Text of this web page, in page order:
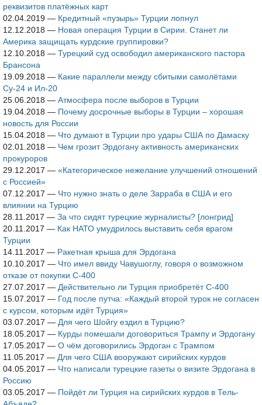
реквизитов платёжных карт
02.04.2019 — Кредитный «пузырь» Турции лопнул
12.12.2018 — Новая операция Турции в Сирии. Станет ли
Америка защищать курдские группировки?
12.10.2018 — Турецкий суд освободил американского пастора
Брансона
19.09.2018 — Какие параллели между сбитыми самолётами
Су-24 и Ил-20
25.06.2018 — Атмосфера после выборов в Турции
19.04.2018 — Почему досрочные выборы в Турции – хорошая
новость для России
15.04.2018 — Что думают в Турции про удары США по Дамаску
02.01.2018 — Чем грозит Эрдогану активность американских
прокуроров
29.12.2017 — «Категорическое нежелание улучшений отношений
с Россией»
07.12.2017 — Что нужно знать о деле Зарраба в США и его
влиянии на Турцию
28.11.2017 — За что сидят турецкие журналисты? [лонгрид]
20.11.2017 — Как НАТО умудрилось выставить себя врагом
Турции
14.11.2017 — Ракетная крыша для Эрдогана
10.10.2017 — Что имел ввиду Чавушоглу, говоря о возможном
отказе от покупки С-400
27.07.2017 — Действительно ли Турция приобретёт С-400
15.07.2017 — Год после путча: «Каждый второй турок не согласен
с курсом, которым идёт Турция»
03.07.2017 — Для чего Шойгу ездил в Турцию?
18.05.2017 — Курды помешали договориться Трампу и Эрдогану
17.05.2017 — О чём договорились Эрдоган с Трампом
11.05.2017 — Для чего США вооружают сирийских курдов
04.05.2017 — Что написали турецкие газеты о визите Эрдогана в
Россию
03.05.2017 — Пойдёт ли Турция на сирийских курдов в Тель-